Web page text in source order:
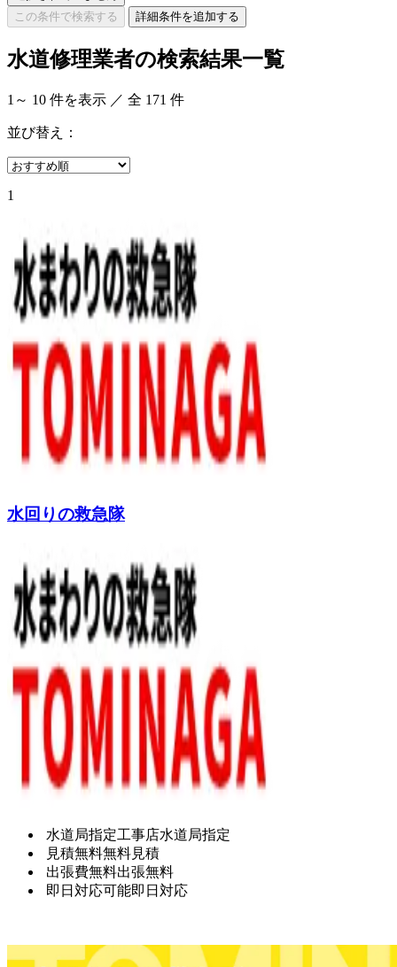
この条件で検索する
詳細条件を追加する
水道修理業者の検索結果一覧
1 ～ 10 件を表示 ／ 全 171 件
並び替え：
1
水回りの救急隊
水道局指定工事店水道局指定
見積無料無料見積
出張費無料出張無料
即日対応可能即日対応